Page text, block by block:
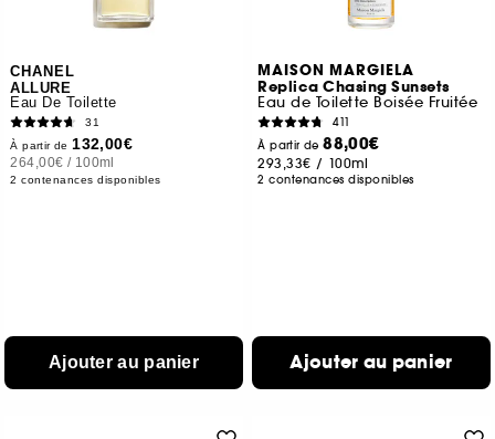
CHANEL
ALLURE
Eau De Toilette
31
À partir de 132,00€
264,00€ / 100ml
2 contenances disponibles
Ajouter au panier
MAISON MARGIELA
Replica Chasing Sunsets
Eau de Toilette Boisée Fruitée
411
À partir de88,00€
293,33€ / 100ml
2 contenances disponibles
Ajouter au panier